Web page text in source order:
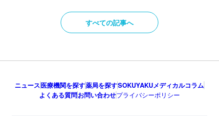
すべての記事へ
ニュース医療機関を探す薬局を探すSOKUYAKUメディカルコラム
よくある質問お問い合わせプライバシーポリシー